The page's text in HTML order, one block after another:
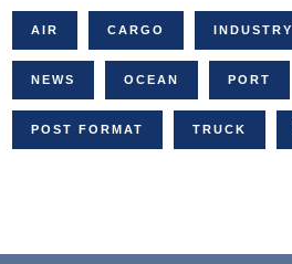
AIR CARGO INDUSTRY
NEWS OCEAN PORT
POST FORMAT TRUCK